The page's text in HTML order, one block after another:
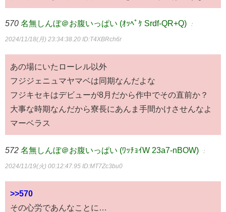
570 名無しんぼ＠お腹いっぱい (ｵｯﾍﾟｹ Srdf-QR+Q) ：
2024/11/18(月) 23:34:38.20 ID:T4XBRch6r
あの場にいたローレル以外
フジジェニュマヤマベは同期なんだよな
フジキセキはデビューが8月だから作中でその直前か？
大事な時期なんだから寮長にあんま手間かけさせんなよ
マーベラス
572 名無しんぼ＠お腹いっぱい (ﾜｯﾁｮｲW 23a7-nBOW) ：
2024/11/19(火) 00:12:47.95 ID:MT7Zc3bu0
>>570
その心労であんなことに…